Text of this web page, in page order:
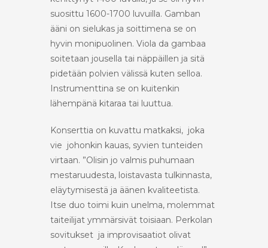
suosittu 1600-1700 luvuilla. Gamban
ääni on sielukas ja soittimena se on
hyvin monipuolinen. Viola da gambaa
soitetaan jousella tai näppäillen ja sitä
pidetään polvien välissä kuten selloa.
Instrumenttina se on kuitenkin
lähempänä kitaraa tai luuttua.
Konserttia on kuvattu matkaksi, joka
vie johonkin kauas, syvien tunteiden
virtaan. ”Olisin jo valmis puhumaan
mestaruudesta, loistavasta tulkinnasta,
eläytymisestä ja äänen kvaliteetista.
Itse duo toimi kuin unelma, molemmat
taiteilijat ymmärsivät toisiaan. Perkolan
sovitukset ja improvisaatiot olivat